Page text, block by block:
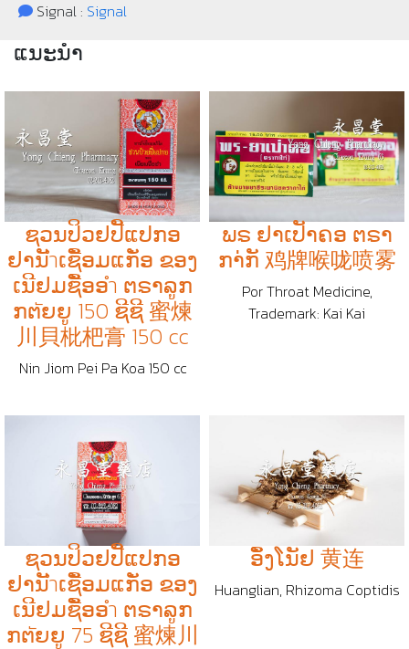
Signal : Signal
ແນະນຳ
ຊວນປິວຢປີັແປກອ
ຢານັำເຊືັອມແກັ່ອ ຂອງ
ເນີຢມຊືັອອำ ຕຣາລູກ
ກຕัຍຍູ 150 ຊີຊີ 蜜煉
川貝枇杷膏 150 cc
Nin Jiom Pei Pa Koa 150 cc
ພຣ ຢາເປັາຄອ ຕຣາ
ກາ່ກັ 鸡牌喉咙喷雾
Por Throat Medicine,
Trademark: Kai Kai
ຊວນປິວຢປີັແປກອ
ຢານັำເຊືັອມແກັ່ອ ຂອງ
ເນີຢມຊືັອອำ ຕຣາລູກ
ກຕัຍຍູ 75 ຊີຊີ 蜜煉川
ອຶັງໂນັຢ 黄连
Huanglian, Rhizoma Coptidis